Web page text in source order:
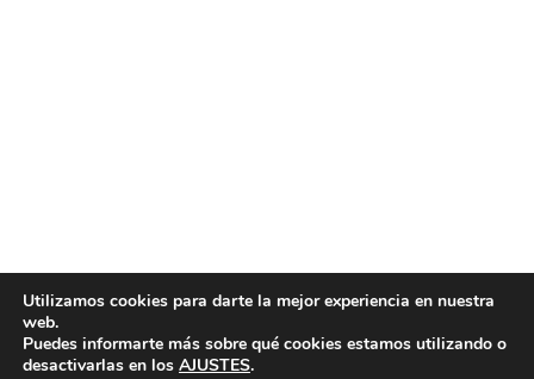
21/11/2017
Leer más »
Utilizamos cookies para darte la mejor experiencia en nuestra
web.
Puedes informarte más sobre qué cookies estamos utilizando o
desactivarlas en los AJUSTES.